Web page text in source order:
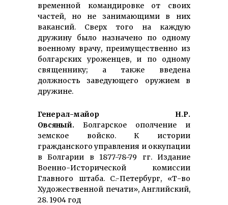
временной командировке от своих
частей, но не занимающими в них
вакансий. Сверх того на каждую
дружину было назначено по одному
военному врачу, преимущественно из
болгарских уроженцев, и по одному
священнику; а также введена
должность заведующего оружием в
дружине.
Генерал-майор Н.Р.
Овсяный. Болгарское ополчение и
земское войско. К истории
гражданского управления и оккупации
в Болгарии в 1877-78-79 гг. Издание
Военно-Исторической комиссии
Главного штаба. С.-Петербург, «Т-во
Художественной печати», Английский,
28. 1904 год